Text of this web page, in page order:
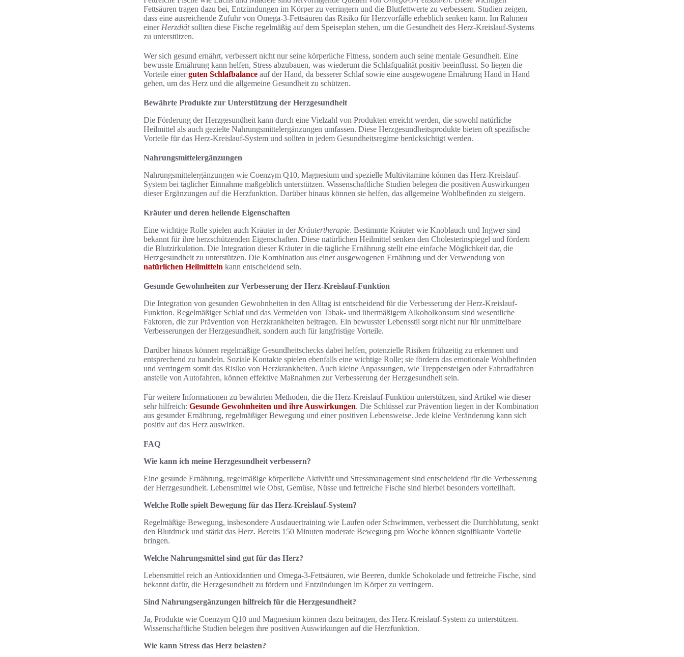
Fettsäuren tragen dazu bei, Entzündungen im Körper zu verringern und die Blutfettwerte zu verbessern. Studien zeigen,
dass eine ausreichende Zufuhr von Omega-3-Fettsäuren das Risiko für Herzvorfälle erheblich senken kann. Im Rahmen
einer Herzdiätsollten diese Fische regelmäßig auf dem Speiseplan stehen, um die Gesundheit des Herz-Kreislauf-Systems
zu unterstützen.
Wer sich gesund ernährt, verbessert nicht nur seine körperliche Fitness, sondern auch seine mentale Gesundheit. Eine
bewusste Ernährung kann helfen, Stress abzubauen, was wiederum die Schlafqualität positiv beeinflusst. So liegen die
Vorteile einerguten Schlafbalance auf der Hand, da besserer Schlaf sowie eine ausgewogene Ernährung Hand in Hand
gehen, um das Herz und die allgemeine Gesundheit zu schützen.
Bewährte Produkte zur Unterstützung der Herzgesundheit
Die Förderung der Herzgesundheit kann durch eine Vielzahl von Produkten erreicht werden, die sowohl natürliche
Heilmittel als auch gezielte Nahrungsmittelergänzungen umfassen. Diese Herzgesundheitsprodukte bieten oft spezifische
Vorteile für das Herz-Kreislauf-System und sollten in jedem Gesundheitsregime berücksichtigt werden.
Nahrungsmittelergänzungen
Nahrungsmittelergänzungen wie Coenzym Q10, Magnesium und spezielle Multivitamine können das Herz-Kreislauf-
System bei täglicher Einnahme maßgeblich unterstützen. Wissenschaftliche Studien belegen die positiven Auswirkungen
dieser Ergänzungen auf die Herzfunktion. Darüber hinaus können sie helfen, das allgemeine Wohlbefinden zu steigern.
Kräuter und deren heilende Eigenschaften
Eine wichtige Rolle spielen auch Kräuter in der Kräutertherapie. Bestimmte Kräuter wie Knoblauch und Ingwer sind
bekannt für ihre herzschützenden Eigenschaften. Diese natürlichen Heilmittel senken den Cholesterinspiegel und fördern
die Blutzirkulation. Die Integration dieser Kräuter in die tägliche Ernährung stellt eine einfache Möglichkeit dar, die
Herzgesundheit zu unterstützen. Die Kombination aus einer ausgewogenen Ernährung und der Verwendung von
natürlichen Heilmitteln kann entscheidend sein.
Gesunde Gewohnheiten zur Verbesserung der Herz-Kreislauf-Funktion
Die Integration von gesunden Gewohnheiten in den Alltag ist entscheidend für die Verbesserung der Herz-Kreislauf-
Funktion. Regelmäßiger Schlaf und das Vermeiden von Tabak- und übermäßigem Alkoholkonsum sind wesentliche
Faktoren, die zur Prävention von Herzkrankheiten beitragen. Ein bewusster Lebensstil sorgt nicht nur für unmittelbare
Verbesserungen der Herzgesundheit, sondern auch für langfristige Vorteile.
Darüber hinaus können regelmäßige Gesundheitschecks dabei helfen, potenzielle Risiken frühzeitig zu erkennen und
entsprechend zu handeln. Soziale Kontakte spielen ebenfalls eine wichtige Rolle; sie fördern das emotionale Wohlbefinden
und verringern somit das Risiko von Herzkrankheiten. Auch kleine Anpassungen, wie Treppensteigen oder Fahrradfahren
anstelle von Autofahren, können effektive Maßnahmen zur Verbesserung der Herzgesundheit sein.
Für weitere Informationen zu bewährten Methoden, die die Herz-Kreislauf-Funktion unterstützen, sind Artikel wie dieser
sehr hilfreich: Gesunde Gewohnheiten und ihre Auswirkungen. Die Schlüssel zur Prävention liegen in der Kombination
aus gesunder Ernährung, regelmäßiger Bewegung und einer positiven Lebensweise. Jede kleine Veränderung kann sich
positiv auf das Herz auswirken.
FAQ
Wie kann ich meine Herzgesundheit verbessern?
Eine gesunde Ernährung, regelmäßige körperliche Aktivität und Stressmanagement sind entscheidend für die Verbesserung
der Herzgesundheit. Lebensmittel wie Obst, Gemüse, Nüsse und fettreiche Fische sind hierbei besonders vorteilhaft.
Welche Rolle spielt Bewegung für das Herz-Kreislauf-System?
Regelmäßige Bewegung, insbesondere Ausdauertraining wie Laufen oder Schwimmen, verbessert die Durchblutung, senkt
den Blutdruck und stärkt das Herz. Bereits 150 Minuten moderate Bewegung pro Woche können signifikante Vorteile
bringen.
Welche Nahrungsmittel sind gut für das Herz?
Lebensmittel reich an Antioxidantien und Omega-3-Fettsäuren, wie Beeren, dunkle Schokolade und fettreiche Fische, sind
bekannt dafür, die Herzgesundheit zu fördern und Entzündungen im Körper zu verringern.
Sind Nahrungsergänzungen hilfreich für die Herzgesundheit?
Ja, Produkte wie Coenzym Q10 und Magnesium können dazu beitragen, das Herz-Kreislauf-System zu unterstützen.
Wissenschaftliche Studien belegen ihre positiven Auswirkungen auf die Herzfunktion.
Wie kann Stress das Herz belasten?